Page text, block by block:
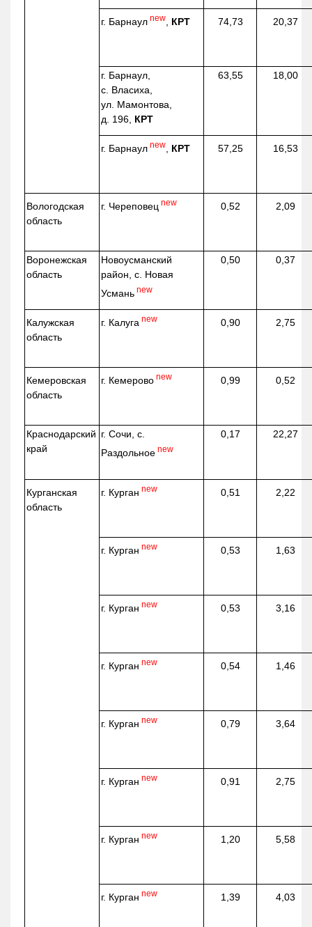
г. Барнаул new КРТ 74,73 20,37
г. Барнаул,
с. Власиха,
ул. Мамонтова,
д. 196, КРТ
63,55 18,00
г. Барнаул new КРТ 57,25 16,53
Вологодская
область
г. Череповец new 0,52 2,09
Воронежская
область
Новоусманский
район, с. Новая
Усмань new
0,50 0,37
Калужская
область
г. Калуга new 0,90 2,75
Кемеровская
область
г. Кемерово new 0,99 0,52
Краснодарский
край
г. Сочи, с.
Раздольное new
0,17 22,27
Курганская
область
г. Курган new 0,51 2,22
г. Курган new 0,53 1,63
г. Курган new 0,53 3,16
г. Курган new 0,54 1,46
г. Курган new 0,79 3,64
г. Курган new 0,91 2,75
г. Курган new 1,20 5,58
г. Курган new 1,39 4,03